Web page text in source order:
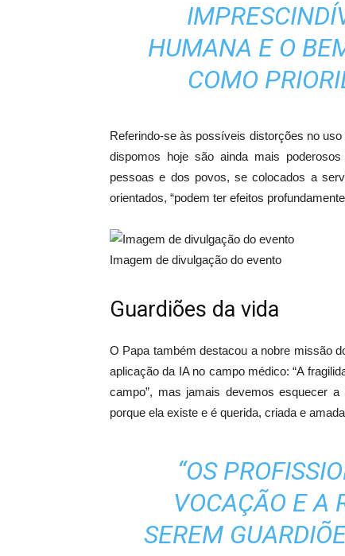
HUMANA E O
COMO
Referindo-se às possíveis distorções no
dispomos hoje são ainda mais
pessoas e dos povos, se colocados a
orientados, “podem ter efeitos
Imagem de divulgação do evento
Guardiões da vida
O Papa também destacou a nobre missão
aplicação da IA no campo médico: “A
campo”, mas jamais devemos esquecer
porque ela existe e é querida, criada e
“OS
VOCAÇÃO E A
SEREM